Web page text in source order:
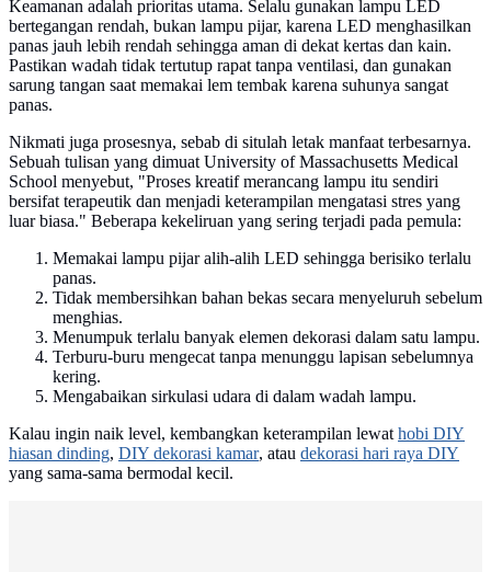
Keamanan adalah prioritas utama. Selalu gunakan lampu LED
bertegangan rendah, bukan lampu pijar, karena LED menghasilkan
panas jauh lebih rendah sehingga aman di dekat kertas dan kain.
Pastikan wadah tidak tertutup rapat tanpa ventilasi, dan gunakan
sarung tangan saat memakai lem tembak karena suhunya sangat
panas.
Nikmati juga prosesnya, sebab di situlah letak manfaat terbesarnya.
Sebuah tulisan yang dimuat University of Massachusetts Medical
School menyebut, "Proses kreatif merancang lampu itu sendiri
bersifat terapeutik dan menjadi keterampilan mengatasi stres yang
luar biasa." Beberapa kekeliruan yang sering terjadi pada pemula:
Memakai lampu pijar alih-alih LED sehingga berisiko terlalu
panas.
Tidak membersihkan bahan bekas secara menyeluruh sebelum
menghias.
Menumpuk terlalu banyak elemen dekorasi dalam satu lampu.
Terburu-buru mengecat tanpa menunggu lapisan sebelumnya
kering.
Mengabaikan sirkulasi udara di dalam wadah lampu.
Kalau ingin naik level, kembangkan keterampilan lewat hobi DIY
hiasan dinding, DIY dekorasi kamar, atau dekorasi hari raya DIY
yang sama-sama bermodal kecil.